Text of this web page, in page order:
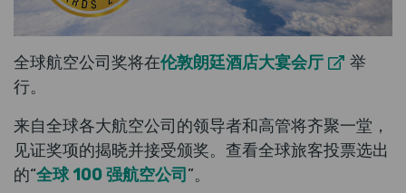
全球航空公司奖将在伦敦朗廷酒店大宴会厅
举
行。
来自全球各大航空公司的领导者和高管将齐聚一堂，
见证奖项的揭晓并接受颁奖。查看全球旅客投票选出
的“全球 100 强航空公司 ”。